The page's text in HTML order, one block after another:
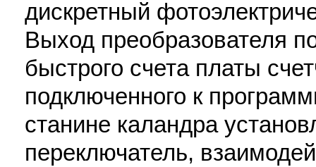
дискретный
Выход преобразователя
быстрого счета платы
подключенного к
станине каландра
переключатель,